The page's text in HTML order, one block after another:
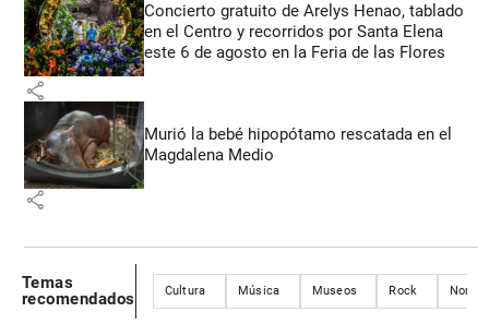
Concierto gratuito de Arelys Henao, tablado
en el Centro y recorridos por Santa Elena
este 6 de agosto en la Feria de las Flores
share
Murió la bebé hipopótamo rescatada en el
Magdalena Medio
share
Temas
recomendados
Cultura Música Museos Rock